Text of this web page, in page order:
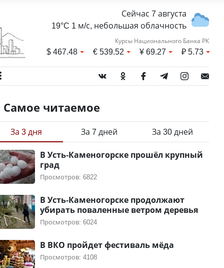
Сейчас 7 августа
19°C 1 м/с, небольшая облачность
Курсы Национального Банка РК
$467.48 €539.52 ¥69.27 ₽5.73
Самое читаемое
За 3 дня За 7 дней За 30 дней
В Усть-Каменогорске прошёл крупный
град
Просмотров: 6822
В Усть-Каменогорске продолжают
убирать поваленные ветром деревья
Просмотров: 6024
В ВКО пройдет фестиваль мёда
Просмотров: 4108